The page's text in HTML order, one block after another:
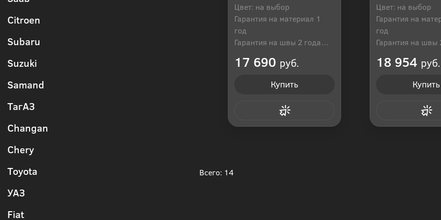
Citroen
Subaru
Suzuki
Samand
ТагАЗ
Changan
Chery
Toyota
УАЗ
Fiat
Цвет: на выбор
Гарантия на материал 1
год
Гарантия на швы 2 года
17 690 руб.
Купить
Цвет: на выбор
Гарантия на
год
Гарантия на швы
18 954 руб.
Купить
Всего: 14